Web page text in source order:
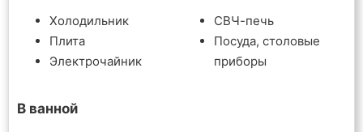
Холодильник
Плита
Электрочайник
СВЧ-печь
Посуда, столовые
приборы
В ванной